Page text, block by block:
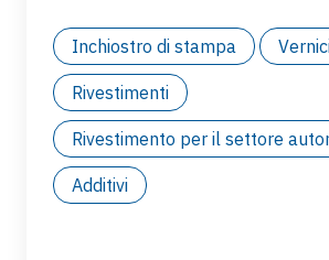
Inchiostro di stampa
Rivestimenti
Rivestimento per il settore
Additivi